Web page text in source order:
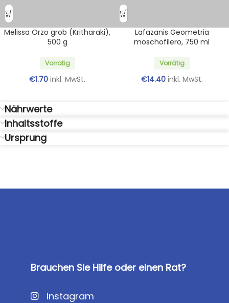
Melissa Orzo grob (Kritharaki),
500 g
Vorrätig
€1.70 inkl. MwSt.
Lafazanis Geometria
moschofilero, 750 ml
Vorrätig
€14.40 inkl. MwSt.
Nährwerte
Inhaltsstoffe
Ursprung
Brauchen Sie Hilfe oder einen Rat?
Instagram